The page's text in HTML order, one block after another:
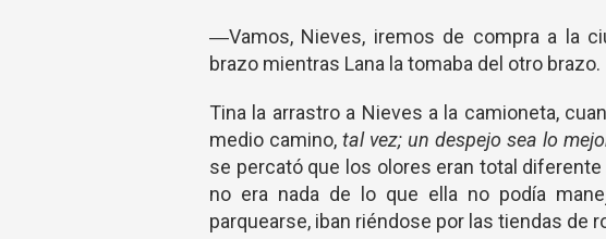
―Vamos, Nieves, iremos de compra a la
brazo mientras Lana la tomaba del otro brazo.
Tina la arrastro a Nieves a la camioneta,
medio camino,tal vez; un despejo sea lo
se percató que los olores eran total
no era nada de lo que ella no podía
parquearse, iban riéndose por las tiendas de